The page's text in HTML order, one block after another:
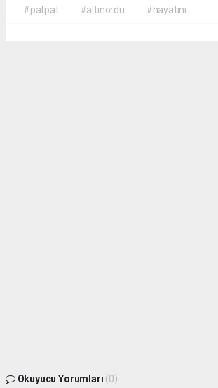
#patpat #altınordu #hayatını
Okuyucu Yorumları (0)